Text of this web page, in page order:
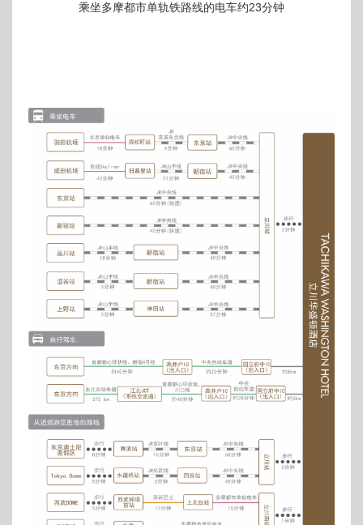
乘坐多摩都市单轨铁路线的电车约23分钟